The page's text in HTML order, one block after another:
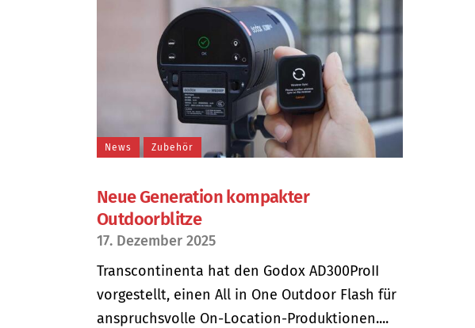
News Zubehör
Neue Generation kompakter
Outdoorblitze
17. Dezember 2025
Transcontinenta hat den Godox AD300ProII
vorgestellt, einen All in One Outdoor Flash für
anspruchsvolle On-Location-Produktionen....